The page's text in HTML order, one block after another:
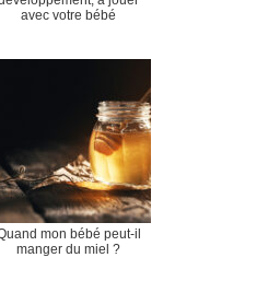
avec votre bébé
mon bébé peut-il
manger du miel ?